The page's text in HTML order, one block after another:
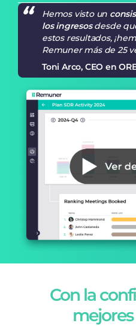
Hemos visto un
los ingresosdesde
estos resultados,
Remuner más de 25
Toni Arco, CEO en
Con la